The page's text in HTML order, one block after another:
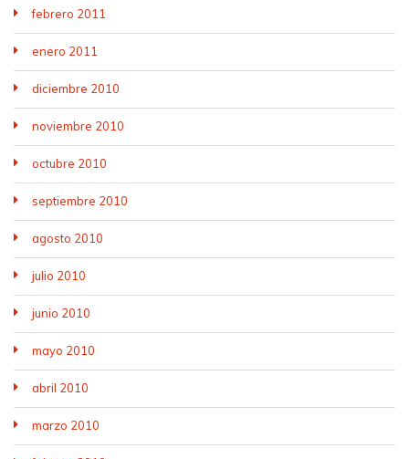
febrero 2011
enero 2011
diciembre 2010
noviembre 2010
octubre 2010
septiembre 2010
agosto 2010
julio 2010
junio 2010
mayo 2010
abril 2010
marzo 2010